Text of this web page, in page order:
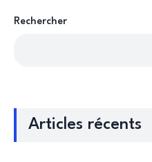
Rechercher
Articles récents